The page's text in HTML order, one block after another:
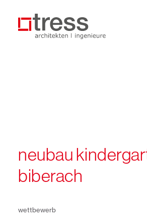
kontakt
neubau
biberach
wettbewerb